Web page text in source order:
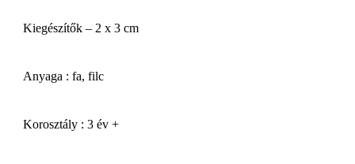
Kiegészítők – 2 x 3 cm
Anyaga : fa, filc
Korosztály : 3 év +